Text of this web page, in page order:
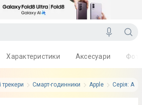
трекери Смарт-годинники Apple Серія:
Характеристики Аксесуари